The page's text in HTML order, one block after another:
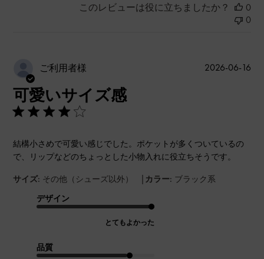
このレビューは役に立ちましたか？
0
0
ご利用者様
可愛いサイズ感
結構小さめで可愛い感じでした。ポケットが多くついているの
で、リップなどのちょっとした小物入れに役立ちそうです。
サイズ: その他（シューズ以外） | カラー: ブラック系
デザイン
とてもよかった
品質
公
2026-06-16